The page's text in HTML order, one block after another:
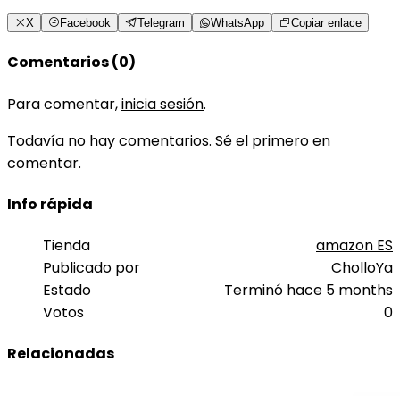
X Facebook Telegram WhatsApp Copiar enlace
Comentarios (0)
Para comentar,inicia sesión.
Todavía no hay comentarios. Sé el primero en
comentar.
Info rápida
Tienda
amazon ES
Publicado por
CholloYa
Estado
Terminó hace 5 months
Votos
0
Relacionadas